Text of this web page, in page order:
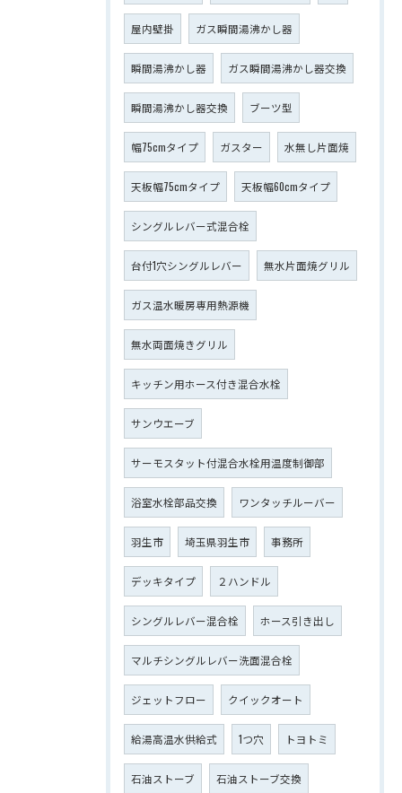
屋内壁掛 ガス瞬間湯沸かし器
瞬間湯沸かし器 ガス瞬間湯沸かし器交換
瞬間湯沸かし器交換 ブーツ型
幅75cmタイプ ガスター 水無し片面焼
天板幅75cmタイプ 天板幅60cmタイプ
シングルレバー式混合栓
台付1穴シングルレバー 無水片面焼グリル
ガス温水暖房専用熱源機
無水両面焼きグリル
キッチン用ホース付き混合水栓
サンウエーブ
サーモスタット付混合水栓用温度制御部
浴室水栓部品交換 ワンタッチルーバー
羽生市 埼玉県羽生市 事務所
デッキタイプ ２ハンドル
シングルレバー混合栓 ホース引き出し
マルチシングルレバー洗面混合栓
ジェットフロー クイックオート
給湯高温水供給式 1つ穴 トヨトミ
石油ストーブ 石油ストーブ交換